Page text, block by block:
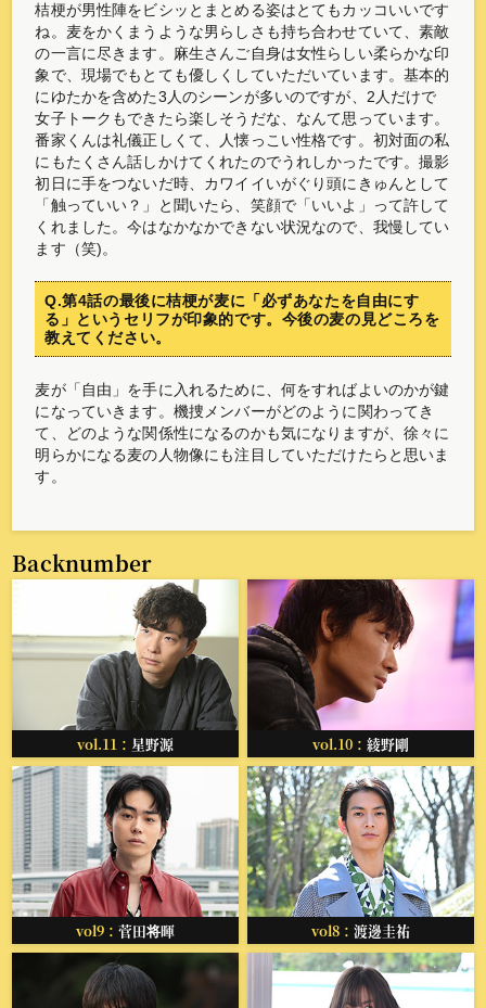
桔梗が男性陣をビシッとまとめる姿はとてもカッコいいです
ね。麦をかくまうような男らしさも持ち合わせていて、素敵
の一言に尽きます。麻生さんご自身は女性らしい柔らかな印
象で、現場でもとても優しくしていただいています。基本的
にゆたかを含めた3人のシーンが多いのですが、2人だけで
女子トークもできたら楽しそうだな、なんて思っています。
番家くんは礼儀正しくて、人懐っこい性格です。初対面の私
にもたくさん話しかけてくれたのでうれしかったです。撮影
初日に手をつないだ時、カワイイいがぐり頭にきゅんとして
「触っていい？」と聞いたら、笑顔で「いいよ」って許して
くれました。今はなかなかできない状況なので、我慢してい
ます（笑)。
Q.第4話の最後に桔梗が麦に「必ずあなたを自由にす
る」というセリフが印象的です。今後の麦の見どころを
教えてください。
麦が「自由」を手に入れるために、何をすればよいのかが鍵
になっていきます。機捜メンバーがどのように関わってき
て、どのような関係性になるのかも気になりますが、徐々に
明らかになる麦の人物像にも注目していただけたらと思いま
す。
Backnumber
vol.11： 星野源 vol.10： 綾野剛
vol9： 菅田将暉 vol8： 渡邊圭祐